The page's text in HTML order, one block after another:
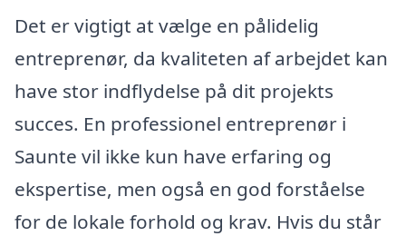
Det er vigtigt at vælge en pålidelig
entreprenør, da kvaliteten af arbejdet kan
have stor indflydelse på dit projekts
succes. En professionel entreprenør i
Saunte vil ikke kun have erfaring og
ekspertise, men også en god forståelse
for de lokale forhold og krav. Hvis du står